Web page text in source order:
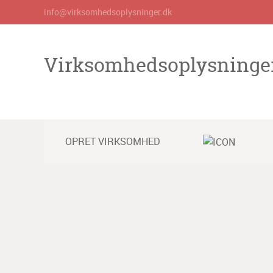
info@virksomhedsoplysninger.dk
OPRET VIRKSOMHED